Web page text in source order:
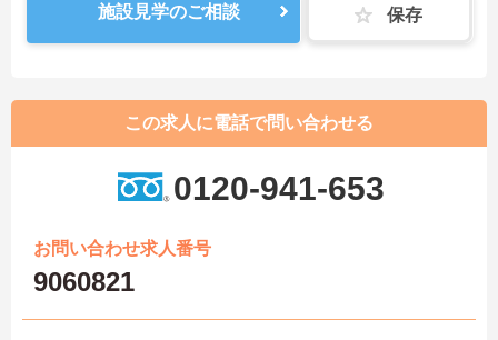
施設見学のご相談 保存
この求人に電話で問い合わせる
0120-941-653
お問い合わせ求人番号
9060821